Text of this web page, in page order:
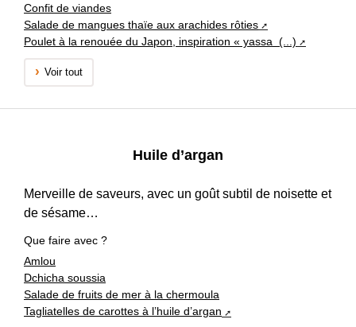
Confit de viandes
Salade de mangues thaïe aux arachides rôties
Poulet à la renouée du Japon, inspiration « yassa (...)
Voir tout
Huile d’argan
Merveille de saveurs, avec un goût subtil de noisette et
de sésame…
Que faire avec ?
Amlou
Dchicha soussia
Salade de fruits de mer à la chermoula
Tagliatelles de carottes à l’huile d’argan